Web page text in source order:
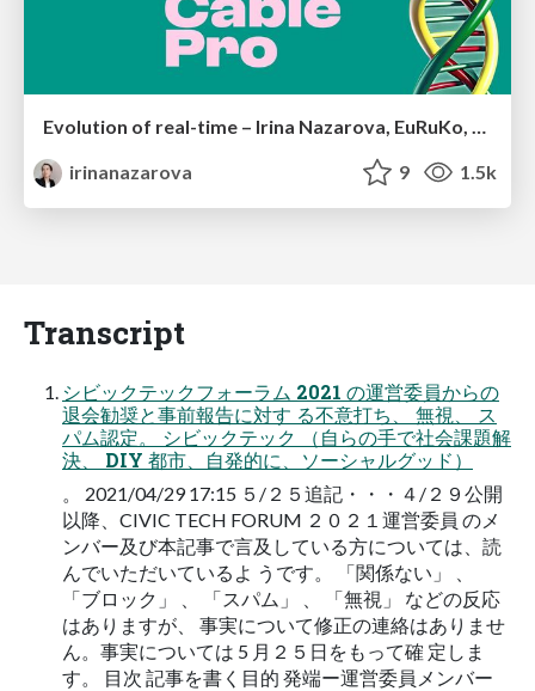
irinanazarova
9 1.5k
Transcript
シビックテックフォーラム 2021 の運営委員からの
退会勧奨と事前報告に対す る不意打ち、 無視、 ス
パム認定。 シビックテック （自らの手で社会課題解
決、 DIY 都市、自発的に、ソーシャルグッド）
。 2021/04/29 17:15 ５/２５追記・・・４/２９公開
以降、CIVIC TECH FORUM ２０２１運営委員 のメ
ンバー及び本記事で言及している方については、読
んでいただいているよ うです。 「関係ない」 、
「ブロック」 、 「スパム」 、 「無視」 などの反応
はありますが、 事実について修正の連絡はありませ
ん。事実については 5 月２５日をもって確 定しま
す。 目次 記事を書く目的 発端ー運営委員メンバー